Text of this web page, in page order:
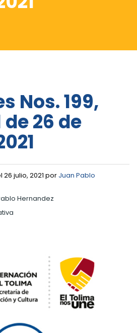
Nos. 199,
de 26 de
julio, 2021 por Juan Pablo
Hernandez